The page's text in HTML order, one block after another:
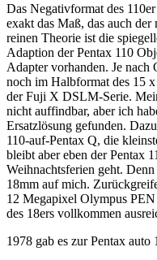
Das Negativformat des
exakt das Maß, das auch
reinen Theorie ist die
Adaption der Pentax 110
Adapter vorhanden. Je nach
noch im Halbformat des 15
der Fuji X DSLM-Serie.
nicht auffindbar, aber ich
Ersatzlösung gefunden.
110-auf-Pentax Q, die
bleibt aber eben der Pentax
Weihnachtsferien geht.
18mm auf mich.
12 Megapixel Olympus
des 18ers vollkommen
1978 gab es zur Pentax